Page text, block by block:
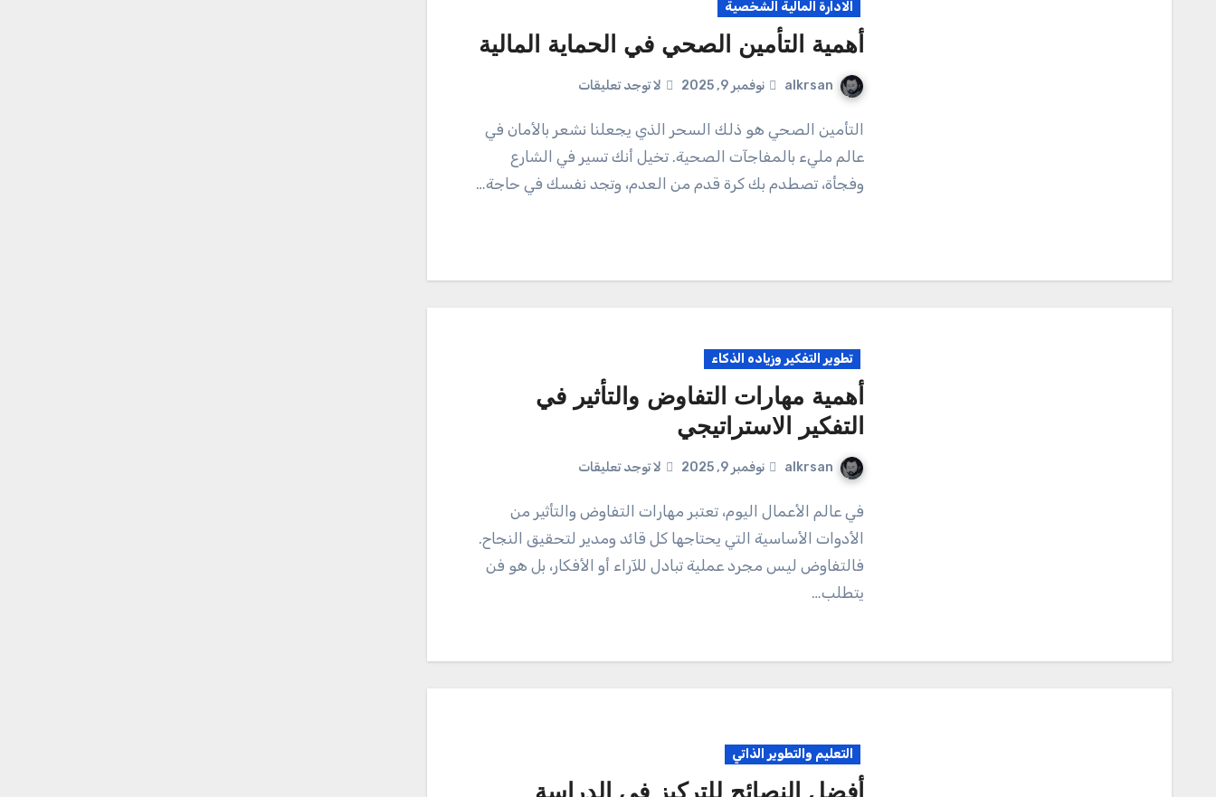
الادارة المالية الشخصية
أهمية التأمين الصحي في الحماية المالية
alkrsan نوفمبر 9, 2025 لا توجد تعليقات
التأمين الصحي هو ذلك السحر الذي يجعلنا نشعر بالأمان في
عالم مليء بالمفاجآت الصحية. تخيل أنك تسير في الشارع
وفجأة، تصطدم بك كرة قدم من العدم، وتجد نفسك في حاجة…
تطوير التفكير وزياده الذكاء
أهمية مهارات التفاوض والتأثير في
التفكير الاستراتيجي
alkrsan نوفمبر 9, 2025 لا توجد تعليقات
في عالم الأعمال اليوم، تعتبر مهارات التفاوض والتأثير من
الأدوات الأساسية التي يحتاجها كل قائد ومدير لتحقيق النجاح.
فالتفاوض ليس مجرد عملية تبادل للآراء أو الأفكار، بل هو فن
يتطلب…
التعليم والتطوير الذاتي